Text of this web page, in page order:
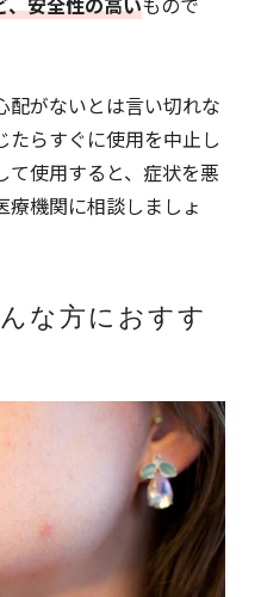
配がないとは言い切れな
たらすぐに使用を中止し
て使用すると、症状を悪
機関に相談しましょ
な方におすす